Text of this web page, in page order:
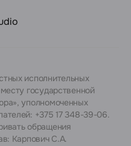
исполнительных
государственной
уполномоченных
+375 17 348-39-06.
обращения
Карпович С.А.